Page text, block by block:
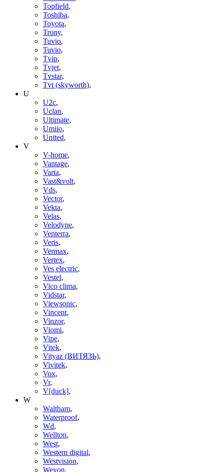
Topfield,
Toshiba,
Toyota,
Trony,
Tuvio,
Tuvio,
Tvip,
Tvjet,
Tvstar,
Tvt (skyworth),
U
U2c,
Uclan,
Ultimate,
Umiio,
United,
V
V-home,
Vantage,
Varta,
Vast&volt,
Vds,
Vector,
Vekta,
Velas,
Velodyne,
Venterra,
Veris,
Vermax,
Vertex,
Ves electric,
Vestel,
Vico clima,
Vidstar,
Viewsonic,
Vincent,
Vinzor,
Viomi,
Vipe,
Vitek,
Vityaz (ВИТЯЗЬ),
Vivitek,
Vox,
Vr,
V[duck],
W
Waltham,
Waterproof,
Wd,
Wellton,
West,
Western digital,
Westvision,
Weyon,